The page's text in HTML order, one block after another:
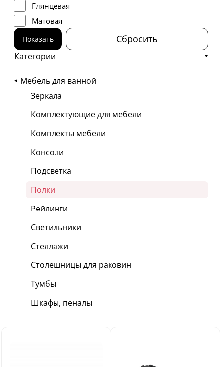
Глянцевая
Матовая
Показать Сбросить
Категории
Мебель для ванной
Зеркала
Комплектующие для мебели
Комплекты мебели
Консоли
Подсветка
Полки
Рейлинги
Светильники
Стеллажи
Столешницы для раковин
Тумбы
Шкафы, пеналы